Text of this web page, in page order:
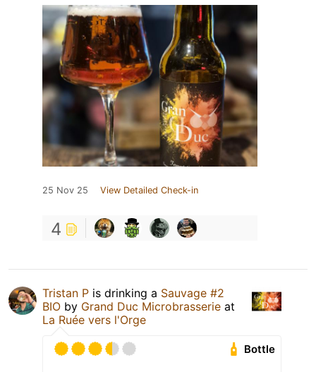
25 Nov 25 View Detailed Check-in
4
Tristan P is drinking a Sauvage #2
BIO by Grand Duc Microbrasserie at
La Ruée vers l'Orge
Bottle